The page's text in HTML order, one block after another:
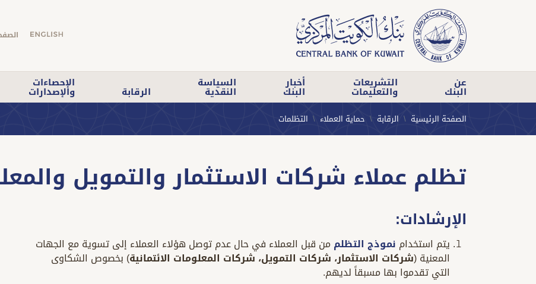
عن
البنك
التشريعات
والتعليمات
أخبار
البنك
السياسة
النقدية الرقابة
الإحصاءات
والإصدارات
الصفحة الرئيسية الرقابة حماية العملاء التظلمات
تظلم عملاء شركات الاستثمار والتمويل
الإرشادات:
يتم استخدام نموذج التظلم من قبل العملاء في حال عدم توصل هؤلاء العملاء إلى تسوية مع الجهات
المعنية (شركات الاستثمار، شركات التمويل، شركات المعلومات الائتمانية) بخصوص الشكاوى
التي تقدموا بها مسبقاً لديهم.